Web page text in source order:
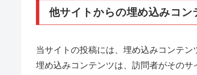
他サイトからの埋め込みコン
当サイトの投稿には、埋め込みコンテ
埋め込みコンテンツは、訪問者がそのサ